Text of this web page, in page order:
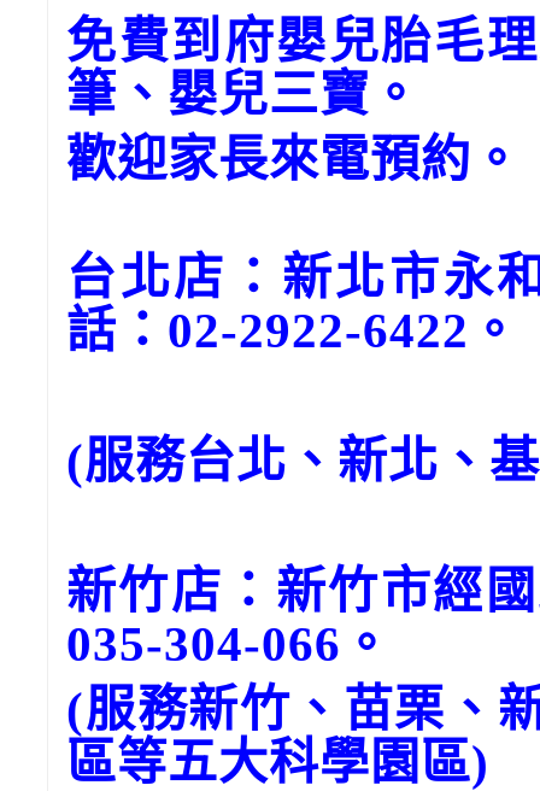
免費到府嬰兒胎毛
筆、嬰兒三寶。
歡迎家長來電預約。
台北店：新北市永
話：02-2922-6422。
(服務台北、新北、
新竹店：新竹市經
035-304-066。
(服務新竹、苗栗、
區等五大科學園區)